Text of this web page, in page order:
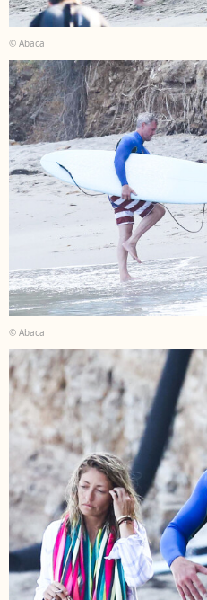
© Abaca
© Abaca